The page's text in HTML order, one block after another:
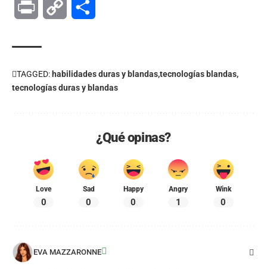
Print Copy
TAGGED: habilidades duras y blandastecnologías blandas
tecnologías duras y blandas
¿Qué opinas?
Love
0
Sad
0
Happy
0
Angry
1
Wink
0
EVA MAZZARONNE